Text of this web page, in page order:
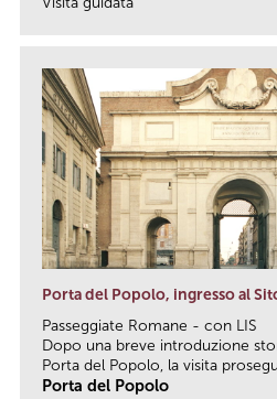
Porta del Popolo, ingresso al
Passeggiate Romane - con LIS
Dopo una breve introduzione
Porta del Popolo, la visita
Porta del Popolo